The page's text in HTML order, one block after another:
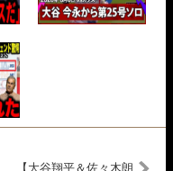
【大谷翔平＆佐々木朗